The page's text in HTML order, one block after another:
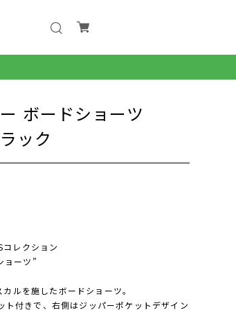
ボードショーツ
ック
コレクション
ョーツ”
ルを施したボードショーツ。
ト付きで、右側はジッパーポケットデザイン